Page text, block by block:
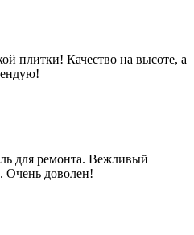
плитки! Качество на высоте, а
для ремонта. Вежливый
Очень доволен!